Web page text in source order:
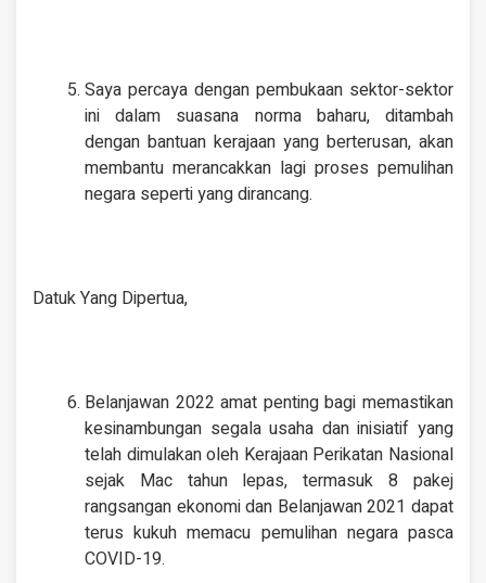
Saya percaya dengan pembukaan sektor-sektor
ini dalam suasana norma baharu, ditambah
dengan bantuan kerajaan yang berterusan, akan
membantu merancakkan lagi proses pemulihan
negara seperti yang dirancang.
Datuk Yang Dipertua,
Belanjawan 2022 amat penting bagi memastikan
kesinambungan segala usaha dan inisiatif yang
telah dimulakan oleh Kerajaan Perikatan Nasional
sejak Mac tahun lepas, termasuk 8 pakej
rangsangan ekonomi dan Belanjawan 2021 dapat
terus kukuh memacu pemulihan negara pasca
COVID-19.